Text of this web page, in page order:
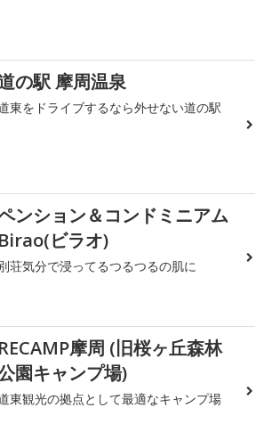
の駅 摩周温泉
東をドライブするなら外せない道の駅
ンション＆コンドミニアム
Birao(ビラオ)
荘気分で浸ってるつるつるの肌に
RECAMP摩周 (旧桜ヶ丘森林
園キャンプ場)
東観光の拠点として最適なキャンプ場